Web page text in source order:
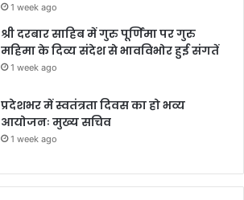
1 week ago
श्री दरबार साहिब में गुरु पूर्णिमा पर गुरु
महिमा के दिव्य संदेश से भावविभोर हुई संगतें
1 week ago
प्रदेशभर में स्वतंत्रता दिवस का हो भव्य
आयोजनः मुख्य सचिव
1 week ago